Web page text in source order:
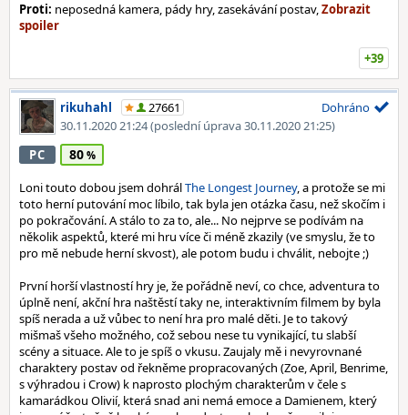
Proti: neposedná kamera, pády hry, zasekávání postav,
+39
rikuhahl
27661
30.11.2020 21:24(poslední úprava 30.11.2020 21:25)
Dohráno
PC 80
Loni touto dobou jsem dohrálThe Longest Journey, a protože se mi
toto herní putování moc líbilo, tak byla jen otázka času, než skočím i
po pokračování. A stálo to za to, ale... No nejprve se podívám na
několik aspektů, které mi hru více či méně zkazily (ve smyslu, že to
pro mě nebude herní skvost), ale potom budu i chválit, nebojte ;)
První horší vlastností hry je, že pořádně neví, co chce, adventura to
úplně není, akční hra naštěstí taky ne, interaktivním filmem by byla
spíš nerada a už vůbec to není hra pro malé děti. Je to takový
mišmaš všeho možného, což sebou nese tu vynikající, tu slabší
scény a situace. Ale to je spíš o vkusu. Zaujaly mě i nevyrovnané
charaktery postav od řekněme propracovaných (Zoe, April, Benrime,
s výhradou i Crow) k naprosto plochým charakterům v čele s
kamarádkou Olivií, která snad ani nemá emoce a Damienem, který